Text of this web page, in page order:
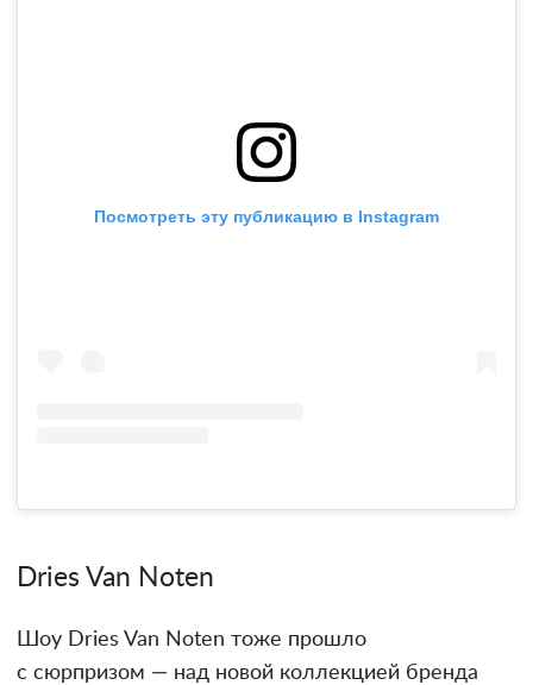
Посмотреть эту публикацию в Instagram
Dries Van Noten
Шоу Dries Van Noten тоже прошло
с сюрпризом — над новой коллекцией бренда